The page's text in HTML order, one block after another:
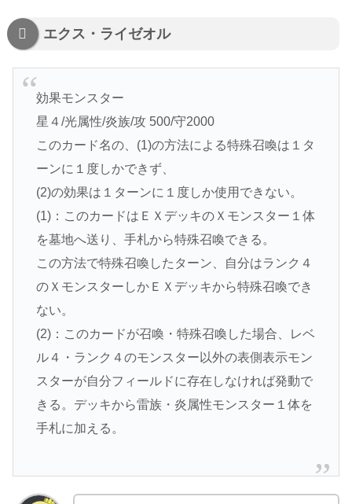
エクス・ライゼオル
効果モンスター
星４/光属性/炎族/攻 500/守2000
このカード名の、(1)の方法による特殊召喚は１タ
ーンに１度しかできず、
(2)の効果は１ターンに１度しか使用できない。
(1)：このカードはＥＸデッキのＸモンスター１体
を墓地へ送り、手札から特殊召喚できる。
この方法で特殊召喚したターン、自分はランク４
のＸモンスターしかＥＸデッキから特殊召喚でき
ない。
(2)：このカードが召喚・特殊召喚した場合、レベ
ル４・ランク４のモンスター以外の表側表示モン
スターが自分フィールドに存在しなければ発動で
きる。デッキから雷族・炎属性モンスター１体を
手札に加える。